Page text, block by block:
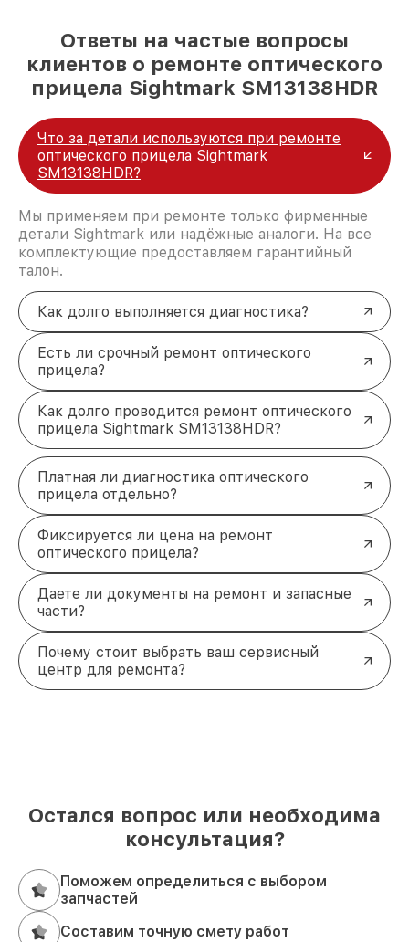
Ответы на частые вопросы
клиентов о ремонте оптического
прицела Sightmark SM13138HDR
Что за детали используются при ремонте
оптического прицела Sightmark
SM13138HDR?
Мы применяем при ремонте только фирменные
детали Sightmark или надёжные аналоги. На все
комплектующие предоставляем гарантийный
талон.
Как долго выполняется диагностика?
Есть ли срочный ремонт оптического
прицела?
Как долго проводится ремонт оптического
прицела Sightmark SM13138HDR?
Платная ли диагностика оптического
прицела отдельно?
Фиксируется ли цена на ремонт
оптического прицела?
Даете ли документы на ремонт и запасные
части?
Почему стоит выбрать ваш сервисный
центр для ремонта?
Остался вопрос или необходима
консультация?
Поможем определиться с выбором
запчастей
Составим точную смету работ